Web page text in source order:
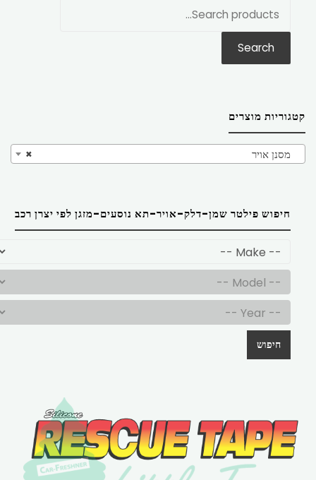
Search
קטגוריות מוצרים
× מסנן אויר
חיפוש פילטר שמן-דלק-אויר-תא נוסעים-מזגן לפי יצרן רכב
חיפוש